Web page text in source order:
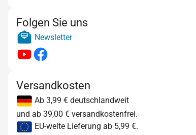
Folgen Sie uns
Newsletter
Versandkosten
Ab 3,99 € deutschlandweit
und ab 39,00 € versandkostenfrei.
EU-weite Lieferung ab 5,99 €.